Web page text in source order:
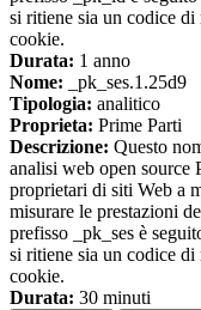
si ritiene sia un codice
cookie.
Durata: 1 anno
Nome: _pk_ses.1.25d9
Tipologia: analitico
Proprieta: Prime Parti
Descrizione: Questo
analisi web open source
proprietari di siti Web a
misurare le prestazioni
prefisso _pk_ses è
si ritiene sia un codice
cookie.
Durata: 30 minuti